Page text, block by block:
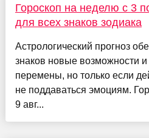
Гороскоп на неделю с 3
для всех знаков зодиака
Астрологический прогноз
знаков новые возможности
перемены, но только если
не поддаваться эмоциям.
9 авг...